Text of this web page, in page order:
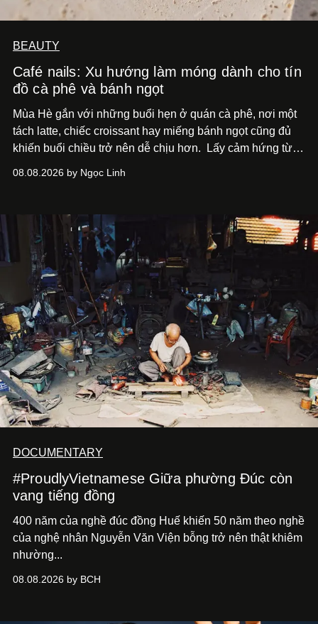
BEAUTY
Café nails: Xu hướng làm móng dành cho tín
đồ cà phê và bánh ngọt
Mùa Hè gắn với những buổi hẹn ở quán cà phê, nơi một
tách latte, chiếc croissant hay miếng bánh ngọt cũng đủ
khiến buổi chiều trở nên dễ chịu hơn.
Lấy cảm hứng từ
sử dụng bảng màu nâu sữa, kem, trắng ngà cùng những
quán cà phê. Dưới đây là những mẫu nail được yêu thích
nhất của xu hướng này.
08.08.2026 by Ngọc Linh
DOCUMENTARY
#ProudlyVietnamese Giữa phường Đúc còn
vang tiếng đồng
400 năm của nghề đúc đồng Huế khiến 50 năm theo nghề
của nghệ nhân Nguyễn Văn Viện bỗng trở nên thật khiêm
nhường...
08.08.2026 by BCH